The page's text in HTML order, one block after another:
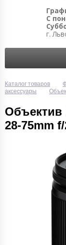
С
г.
Каталог товаров
аксессуары
Объектив
28-75mm